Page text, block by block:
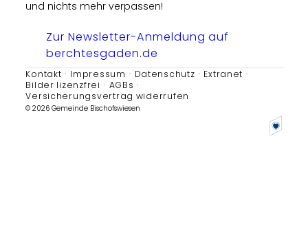
und nichts mehr verpassen!
Zur Newsletter-Anmeldung auf
berchtesgaden.de
Kontakt Impressum Datenschutz
Extranet
Bilder lizenzfrei
AGBs
Versicherungsvertrag widerrufen
© 2026 Gemeinde Bischofswiesen